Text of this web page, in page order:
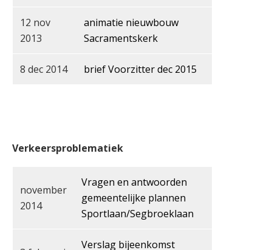
12 nov
2013
animatie nieuwbouw
Sacramentskerk
8 dec 2014 brief Voorzitter dec 2015
Verkeersproblematiek
november
2014
Vragen en antwoorden
gemeentelijke plannen
Sportlaan/Segbroeklaan
Verslag bijeenkomst